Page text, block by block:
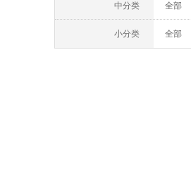
中分类 全部
小分类 全部